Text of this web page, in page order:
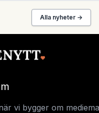
Alla nyheter →
vi bygger om